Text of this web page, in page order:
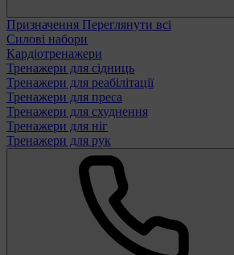
Призначення Переглянути всі
Силові набори
Кардіотренажери
Тренажери для сідниць
Тренажери для реабілітації
Тренажери для преса
Тренажери для схуднення
Тренажери для ніг
Тренажери для рук